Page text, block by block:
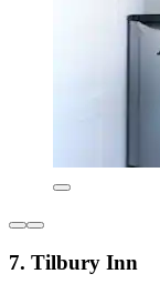
7. Tilbury Inn